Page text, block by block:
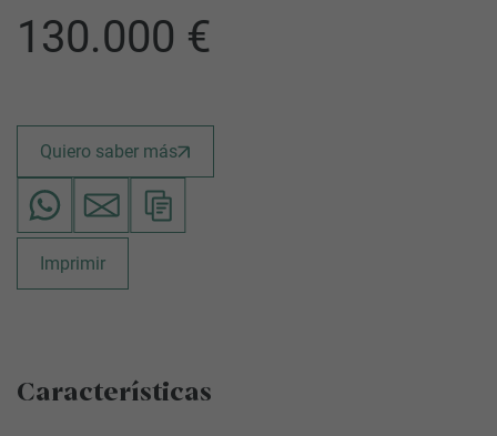
130.000 €
Quiero saber más
Imprimir
Características